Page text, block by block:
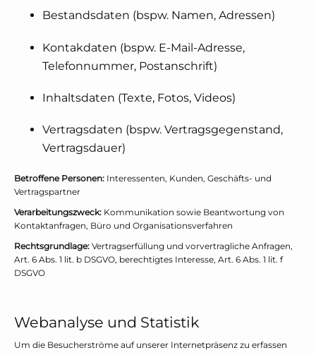
Bestandsdaten (bspw. Namen, Adressen)
Kontakdaten (bspw. E-Mail-Adresse,
Telefonnummer, Postanschrift)
Inhaltsdaten (Texte, Fotos, Videos)
Vertragsdaten (bspw. Vertragsgegenstand,
Vertragsdauer)
Betroffene Personen: Interessenten, Kunden, Geschäfts- und
Vertragspartner
Verarbeitungszweck: Kommunikation sowie Beantwortung von
Kontaktanfragen, Büro und Organisationsverfahren
Rechtsgrundlage: Vertragserfüllung und vorvertragliche Anfragen,
Art. 6 Abs. 1 lit. b DSGVO, berechtigtes Interesse, Art. 6 Abs. 1 lit. f
DSGVO
Webanalyse und Statistik
Um die Besucherströme auf unserer Internetpräsenz zu erfassen